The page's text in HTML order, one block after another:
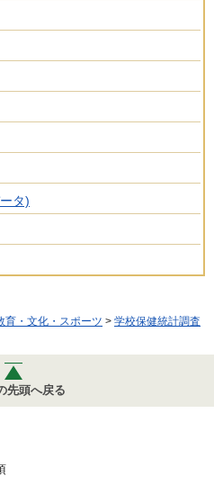
タ)
育・文化・スポーツ > 学校保健統計調査
先頭へ戻る